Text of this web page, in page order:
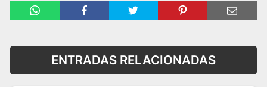
ENTRADAS RELACIONADAS